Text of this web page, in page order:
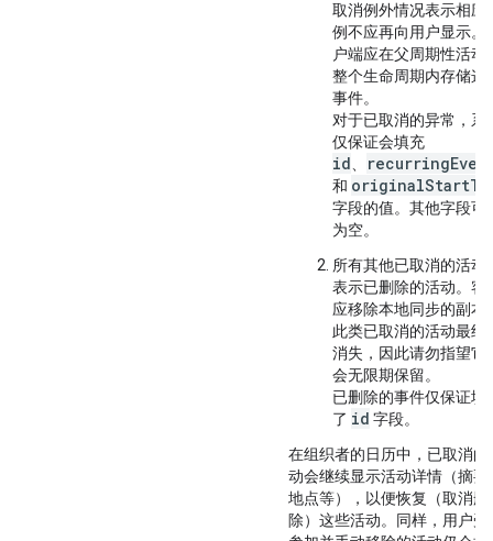
取消例外情况表示相应
例不应再向用户显示。
户端应在父周期性活动
整个生命周期内存储这
事件。
对于已取消的异常，系
仅保证会填充
id
和
字段的值。其他字段可
为空。
所有其他已取消的活动
表示已删除的活动。客
应移除本地同步的副本
此类已取消的活动最终
消失，因此请勿指望它
会无限期保留。
已删除的事件仅保证填
了 id 字段。
在组织者的日历中，已取消的
动会继续显示活动详情（摘要
地点等），以便恢复（取消删
除）这些活动。同样，用户受